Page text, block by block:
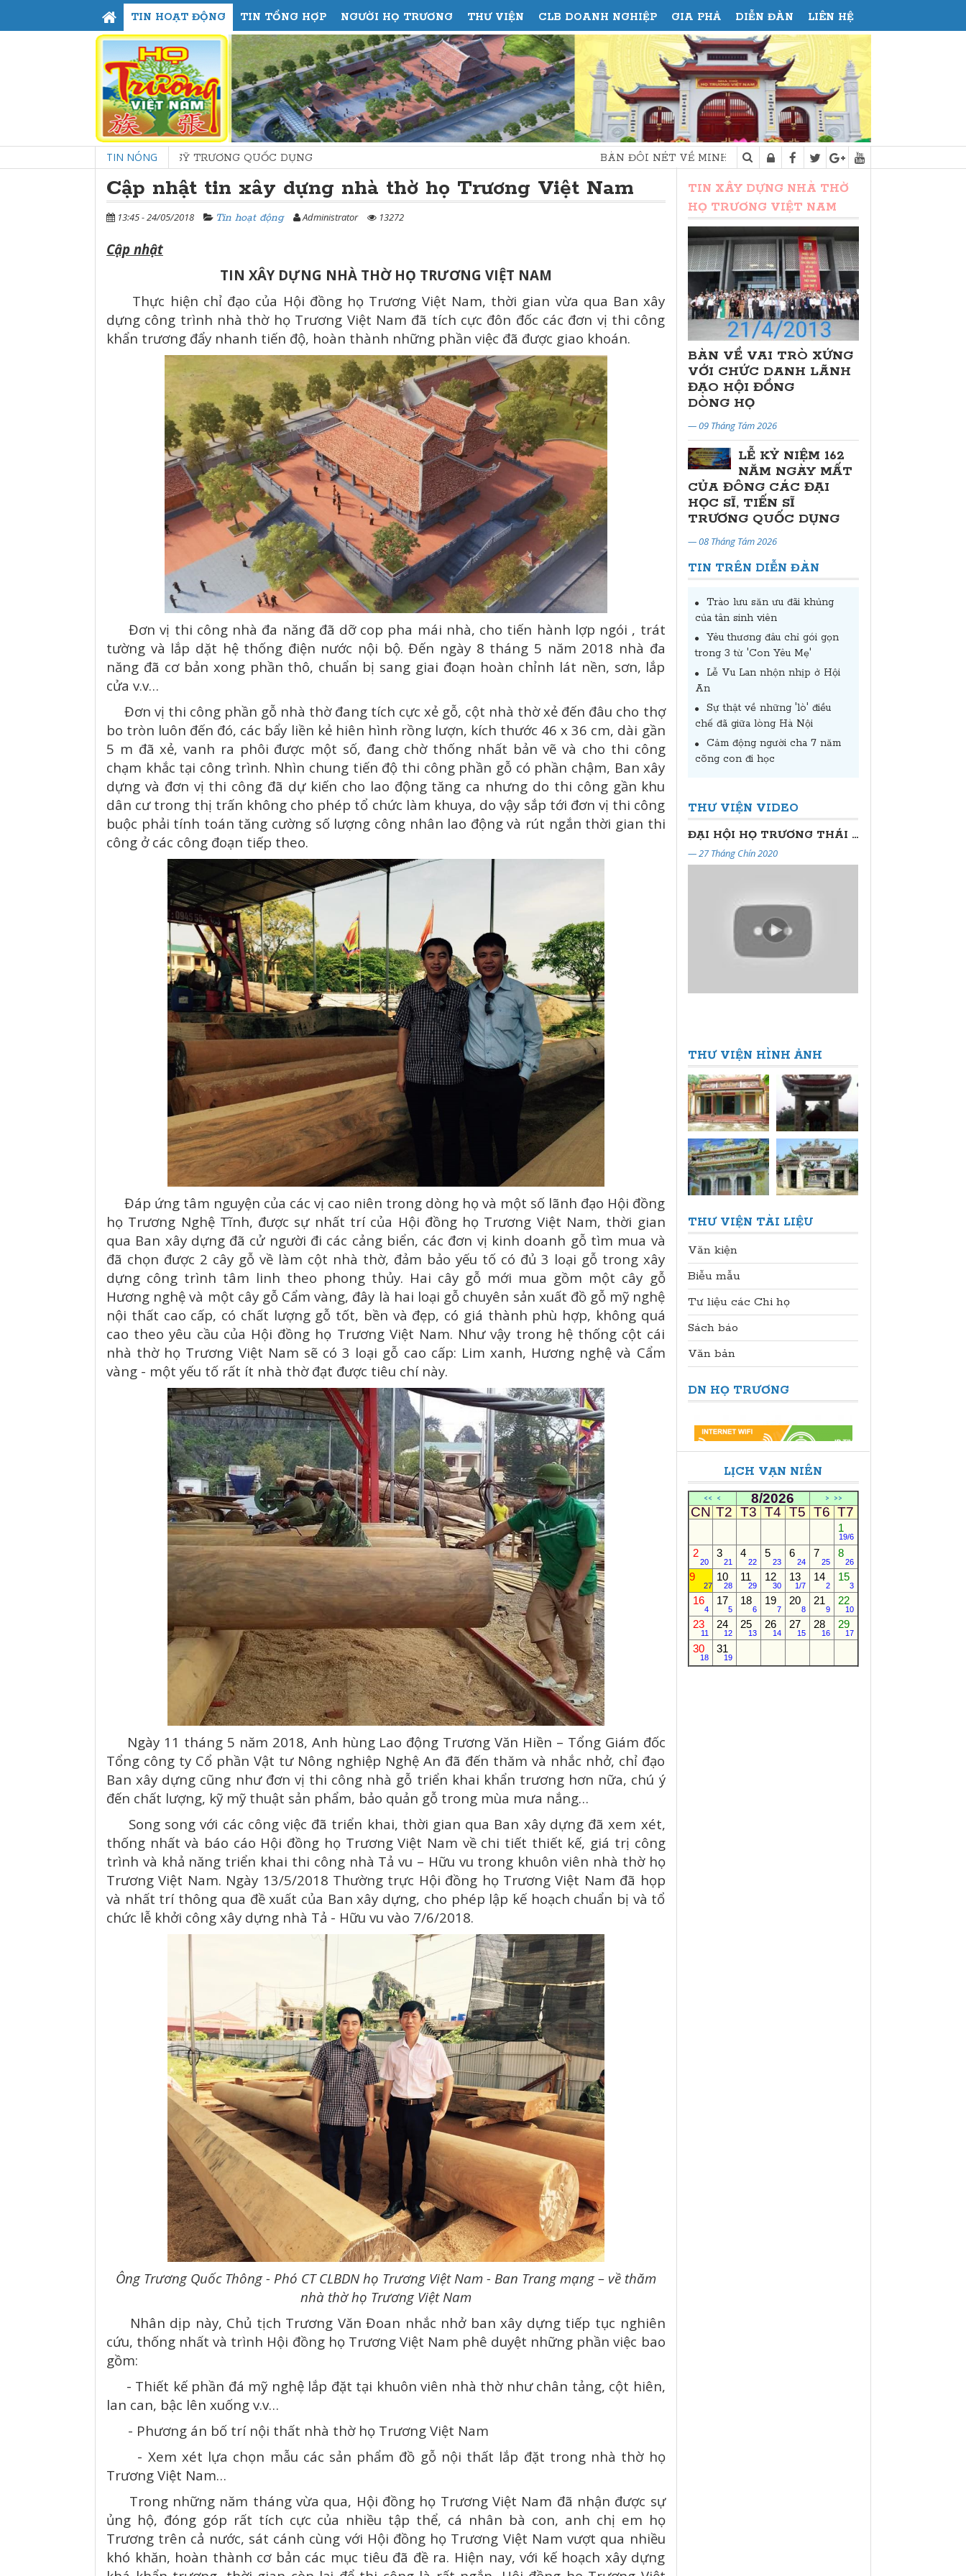
TIN HOẠT ĐỘNG TIN TỔNG HỢP NGƯỜI HỌ TRƯƠNG THƯ VIỆN CLB DOANH NGHIỆP GIA PHẢ DIỄN ĐÀN LIÊN HỆ
TIN NÓNG
HỌC SỸ, TIẾN SỸ TRƯƠNG QUỐC DỤNG BÀN ĐÔI NÉT VỀ MINH TRIẾT NHÀ THỜ HỌ
Cập nhật tin xây dựng nhà thờ họ Trương Việt Nam
13:45 - 24/05/2018 Tin hoạt động Administrator 13272
Cập nhật
TIN XÂY DỰNG NHÀ THỜ HỌ TRƯƠNG VIỆT NAM
Thực hiện chỉ đạo của Hội đồng họ Trương Việt Nam, thời gian vừa qua Ban xây
dựng công trình nhà thờ họ Trương Việt Nam đã tích cực đôn đốc các đơn vị thi công
khẩn trương đẩy nhanh tiến độ, hoàn thành những phần việc đã được giao khoán.
Đơn vị thi công nhà đa năng đã dỡ cop pha mái nhà, cho tiến hành lợp ngói , trát
tường và lắp dặt hệ thống điện nước nội bộ. Đến ngày 8 tháng 5 năm 2018 nhà đa
năng đã cơ bản xong phần thô, chuẩn bị sang giai đoạn hoàn chỉnh lát nền, sơn, lắp
cửa v.v…
Đơn vị thi công phần gỗ nhà thờ đang tích cực xẻ gỗ, cột nhà thờ xẻ đến đâu cho thợ
bo tròn luôn đến đó, các bẩy liền kẻ hiên hình rồng lượn, kích thước 46 x 36 cm, dài gần
5 m đã xẻ, vanh ra phôi được một số, đang chờ thống nhất bản vẽ và cho thi công
chạm khắc tại công trình. Nhìn chung tiến độ thi công phần gỗ có phần chậm, Ban xây
dựng và đơn vị thi công đã dự kiến cho lao động tăng ca nhưng do thi công gần khu
dân cư trong thị trấn không cho phép tổ chức làm khuya, do vậy sắp tới đơn vị thi công
buộc phải tính toán tăng cường số lượng công nhân lao động và rút ngắn thời gian thi
công ở các công đoạn tiếp theo.
Đáp ứng tâm nguyện của các vị cao niên trong dòng họ và một số lãnh đạo Hội đồng
họ Trương Nghệ Tĩnh, được sự nhất trí của Hội đồng họ Trương Việt Nam, thời gian
qua Ban xây dựng đã cử người đi các cảng biển, các đơn vị kinh doanh gỗ tìm mua và
đã chọn được 2 cây gỗ về làm cột nhà thờ, đảm bảo yếu tố có đủ 3 loại gỗ trong xây
dựng công trình tâm linh theo phong thủy. Hai cây gỗ mới mua gồm một cây gỗ
Hương nghệ và một cây gỗ Cẩm vàng, đây là hai loại gỗ chuyên sản xuất đồ gỗ mỹ nghệ
nội thất cao cấp, có chất lượng gỗ tốt, bền và đẹp, có giá thành phù hợp, không quá
cao theo yêu cầu của Hội đồng họ Trương Việt Nam. Như vậy trong hệ thống cột cái
nhà thờ họ Trương Việt Nam sẽ có 3 loại gỗ cao cấp: Lim xanh, Hương nghệ và Cẩm
vàng - một yếu tố rất ít nhà thờ đạt được tiêu chí này.
Ngày 11 tháng 5 năm 2018, Anh hùng Lao động Trương Văn Hiền – Tổng Giám đốc
Tổng công ty Cổ phần Vật tư Nông nghiệp Nghệ An đã đến thăm và nhắc nhở, chỉ đạo
Ban xây dựng cũng như đơn vị thi công nhà gỗ triển khai khẩn trương hơn nữa, chú ý
đến chất lượng, kỹ mỹ thuật sản phẩm, bảo quản gỗ trong mùa mưa nắng…
Song song với các công việc đã triển khai, thời gian qua Ban xây dựng đã xem xét,
thống nhất và báo cáo Hội đồng họ Trương Việt Nam về chi tiết thiết kế, giá trị công
trình và khả năng triển khai thi công nhà Tả vu – Hữu vu trong khuôn viên nhà thờ họ
Trương Việt Nam. Ngày 13/5/2018 Thường trực Hội đồng họ Trương Việt Nam đã họp
và nhất trí thông qua đề xuất của Ban xây dựng, cho phép lập kế hoạch chuẩn bị và tổ
chức lễ khởi công xây dựng nhà Tả - Hữu vu vào 7/6/2018.
Ông Trương Quốc Thông - Phó CT CLBDN họ Trương Việt Nam - Ban Trang mạng – về thăm
nhà thờ họ Trương Việt Nam
Nhân dịp này, Chủ tịch Trương Văn Đoan nhắc nhở ban xây dựng tiếp tục nghiên
cứu, thống nhất và trình Hội đồng họ Trương Việt Nam phê duyệt những phần việc bao
gồm:
- Thiết kế phần đá mỹ nghệ lắp đặt tại khuôn viên nhà thờ như chân tảng, cột hiên,
lan can, bậc lên xuống v.v…
- Phương án bố trí nội thất nhà thờ họ Trương Việt Nam
- Xem xét lựa chọn mẫu các sản phẩm đồ gỗ nội thất lắp đặt trong nhà thờ họ
Trương Việt Nam…
Trong những năm tháng vừa qua, Hội đồng họ Trương Việt Nam đã nhận được sự
ủng hộ, đóng góp rất tích cực của nhiều tập thể, cá nhân bà con, anh chị em họ
Trương trên cả nước, sát cánh cùng với Hội đồng họ Trương Việt Nam vượt qua nhiều
khó khăn, hoàn thành cơ bản các mục tiêu đã đề ra. Hiện nay, với kế hoạch xây dựng
TIN XÂY DỰNG NHÀ THỜ
HỌ TRƯƠNG VIỆT NAM
BÀN VỀ VAI TRÒ XỨNG
VỚI CHỨC DANH LÃNH
ĐẠO HỘI ĐỒNG
DÒNG HỌ
— 09 Tháng Tám 2026
LỄ KỶ NIỆM 162
NĂM NGÀY MẤT
CỦA ĐÔNG CÁC ĐẠI
HỌC SĨ, TIẾN SĨ
TRƯƠNG QUỐC DỤNG
— 08 Tháng Tám 2026
TIN TRÊN DIỄN ĐÀN
Trào lưu săn ưu đãi khủng
của tân sinh viên
Yêu thương đâu chỉ gói gọn
trong 3 từ 'Con Yêu Mẹ'
Lễ Vu Lan nhộn nhịp ở Hội
An
Sự thật về những 'lò' điều
chế đã giữa lòng Hà Nội
Cảm động người cha 7 năm
cõng con đi học
THƯ VIỆN VIDEO
— 20 Tháng Năm 2024
NGƯỜI HỌ TRƯƠNG ĐẠI HỘI HỌ TRƯƠNG THÁI NGUYÊN LẦN THỨ NHẤT
— 27 Tháng Chín 2020
THƯ VIỆN HÌNH ẢNH
THƯ VIỆN TÀI LIỆU
Văn kiện
Biễu mẫu
Tư liệu các Chi họ
Sách báo
Văn bản
DN HỌ TRƯƠNG
LỊCH VẠN NIÊN
<< < 8/2026 > >>
CN T2 T3 T4 T5 T6 T7
1
19/6
2
20
3
21
4
22
5
23
6
24
7
25
8
26
9
27
10
28
11
29
12
30
13
1/7
14
2
15
3
16
4
17
5
18
6
19
7
20
8
21
9
22
10
23
11
24
12
25
13
26
14
27
15
28
16
29
17
30
18
31
19